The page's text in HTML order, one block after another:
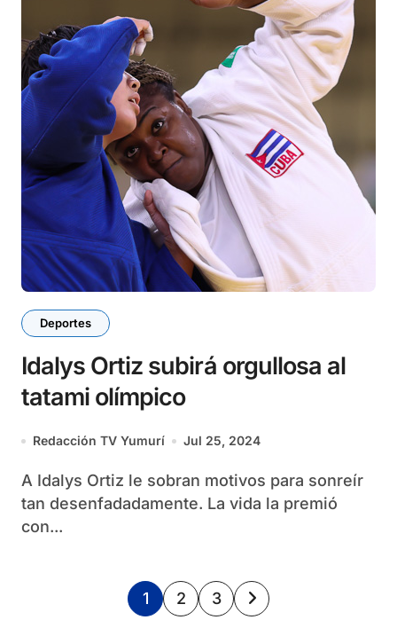
Deportes
Idalys Ortiz subirá orgullosa al
tatami olímpico
Redacción TV Yumurí Jul 25, 2024
A Idalys Ortiz le sobran motivos para sonreír
tan desenfadadamente. La vida la premió
con...
Paginación
1 2 3